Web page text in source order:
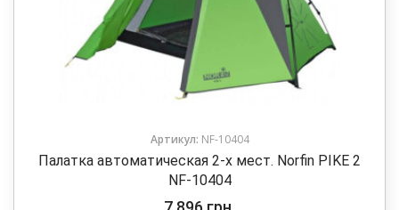
Артикул: NF-10404
Палатка автоматическая 2-х мест. Norfin PIKE 2
NF-10404